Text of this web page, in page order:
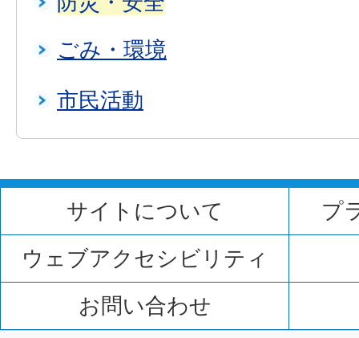
ごみ・環境
市民活動
サイトについて
プ
ウェブアクセシビリティ
お問い合わせ